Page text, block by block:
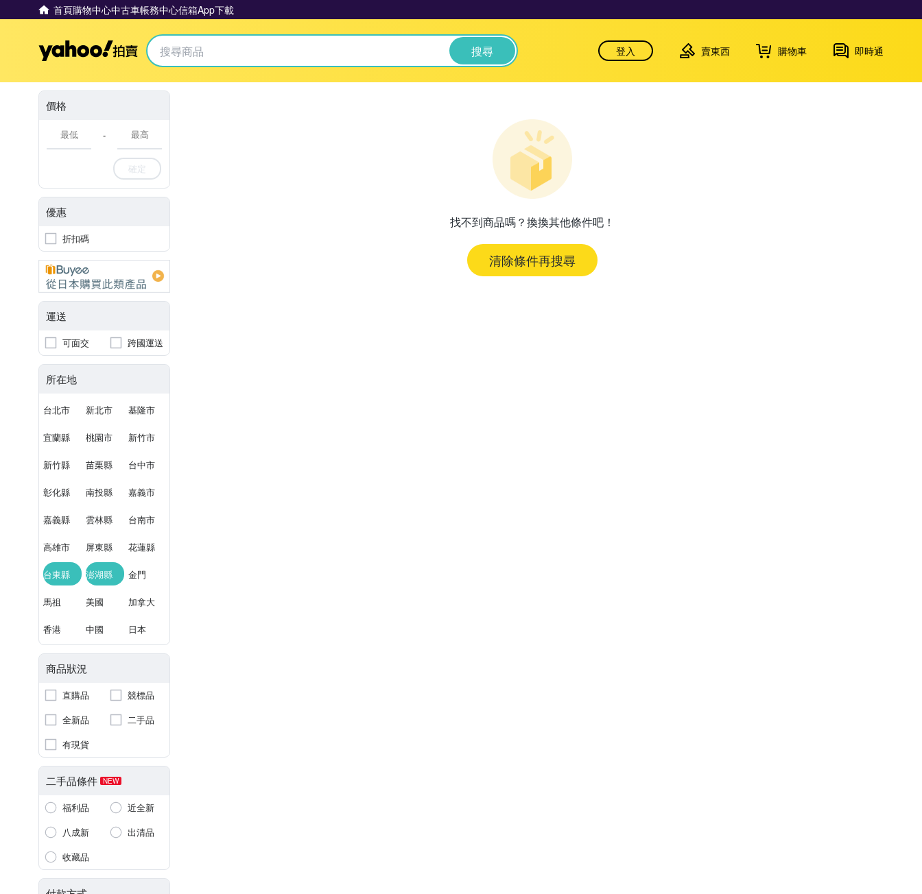
首頁購物中心中古車帳務中心信箱App下載
Yahoo拍賣 搜尋 登入 賣東西 購物車 即時通
價格
-
確定
優惠
折扣碼
運送
可面交 跨國運送
所在地
台北市 新北市 基隆市
宜蘭縣 桃園市 新竹市
新竹縣 苗栗縣 台中市
彰化縣 南投縣 嘉義市
嘉義縣 雲林縣 台南市
高雄市 屏東縣 花蓮縣
台東縣 澎湖縣 金門
馬祖 美國 加拿大
香港 中國 日本
商品狀況
直購品
競標品
全新品
二手品
有現貨
二手品條件 NEW
福利品
近全新
八成新
出清品
收藏品
找不到商品嗎？換換其他條件吧！
清除條件再搜尋